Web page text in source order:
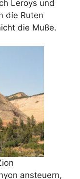
Leroys und
die Ruten
die Muße.
ansteuern,